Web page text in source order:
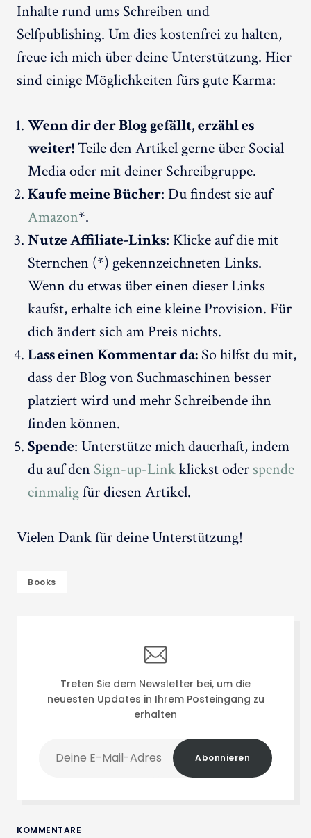
Inhalte rund ums Schreiben und
Selfpublishing. Um dies kostenfrei zu halten,
freue ich mich über deine Unterstützung. Hier
sind einige Möglichkeiten fürs gute Karma:
Wenn dir der Blog gefällt, erzähl es
weiter!Teile den Artikel gerne über Social
Media oder mit deiner Schreibgruppe.
Kaufe meine Bücher: Du findest sie auf
Amazon*.
Nutze Affiliate-Links: Klicke auf die mit
Sternchen (*) gekennzeichneten Links.
Wenn du etwas über einen dieser Links
kaufst, erhalte ich eine kleine Provision. Für
dich ändert sich am Preis nichts.
Lass einen Kommentar da: So hilfst du mit,
dass der Blog von Suchmaschinen besser
platziert wird und mehr Schreibende ihn
finden können.
Spende: Unterstütze mich dauerhaft, indem
du auf den Sign-up-Linkklickst oder spende
einmaligfür diesen Artikel.
Vielen Dank für deine Unterstützung!
Books
Treten Sie dem Newsletter bei, um die
neuesten Updates in Ihrem Posteingang zu
erhalten
Abonnieren
KOMMENTARE